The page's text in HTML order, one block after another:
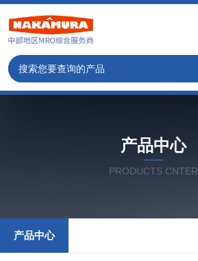
产品中心
PRODUCTS CNTER
产品中心